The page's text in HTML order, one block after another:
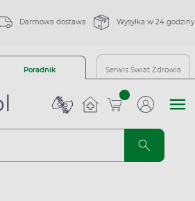
Darmowa dostawa Wysyłka w 24 godziny
Poradnik Serwis Świat Zdrowia
sztuk